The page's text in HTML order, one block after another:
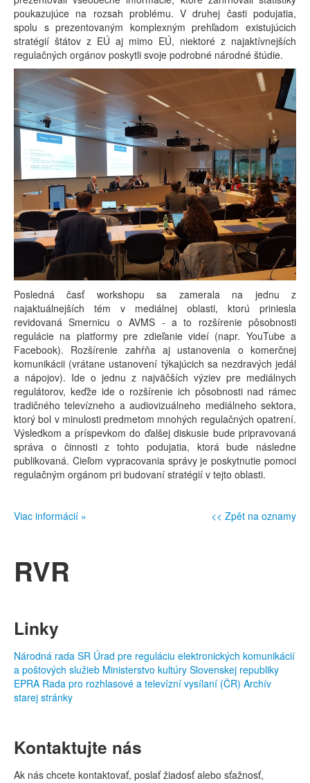
poukazujúce na rozsah problému. V druhej časti podujatia,
spolu s prezentovaným komplexným prehľadom existujúcich
stratégií štátov z EÚ aj mimo EÚ, niektoré z najaktívnejších
regulačných orgánov poskytli svoje podrobné národné štúdie.
Posledná časť workshopu sa zamerala na jednu z
najaktuálnejších tém v mediálnej oblasti, ktorú priniesla
revidovaná Smernicu o AVMS - a to rozšírenie pôsobnosti
regulácie na platformy pre zdieľanie videí (napr. YouTube a
Facebook). Rozšírenie zahŕňa aj ustanovenia o komerčnej
komunikácii (vrátane ustanovení týkajúcich sa nezdravých jedál
a nápojov). Ide o jednu z najväčších výziev pre mediálnych
regulátorov, keďže ide o rozšírenie ich pôsobnosti nad rámec
tradičného televízneho a audiovizuálneho mediálneho sektora,
ktorý bol v minulosti predmetom mnohých regulačných opatrení.
Výsledkom a príspevkom do ďalšej diskusie bude pripravovaná
správa o činnosti z tohto podujatia, ktorá bude následne
publikovaná. Cieľom vypracovania správy je poskytnutie pomoci
regulačným orgánom pri budovaní stratégií v tejto oblasti.
Viac informácií » << Zpět na oznamy
RVR
Linky
Národná rada SR Úrad pre reguláciu elektronických komunikácií
a poštových služieb Ministerstvo kultúry Slovenskej republiky
EPRA Rada pro rozhlasové a televízní vysílaní (ČR) Archív
starej stránky
Kontaktujte nás
Ak nás chcete kontaktovať, poslať žiadosť alebo sťažnosť,